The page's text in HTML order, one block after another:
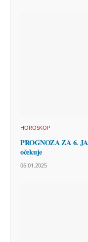
HOROSKOP
PROGNOZA ZA 6.
očekuje
06.01.2025